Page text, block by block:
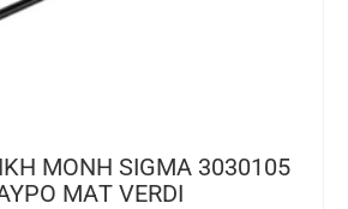
ΜΟΝΗ SIGMA 3030105
ΜΑΤ VERDI